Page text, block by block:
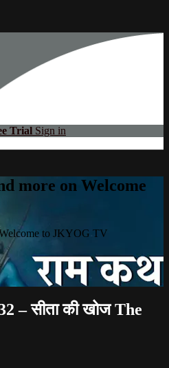
Trial Sign in
more on Welcome
to JKYOG TV
– सीता की खोज The